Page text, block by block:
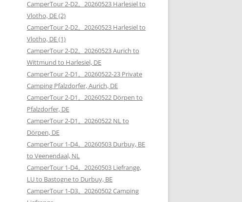
CamperTour 2-D2。20260523 Harlesiel to
Vlotho, DE (2)
CamperTour 2-D2。20260523 Harlesiel to
Vlotho, DE (1)
CamperTour 2-D2。20260523 Aurich to
Wittmund to Harlesiel, DE
CamperTour 2-D1。20260522-23 Private
Camping Pfalzdorfer, Aurich, DE
CamperTour 2-D1。20260522 Dörpen to
Pfalzdorfer, DE
CamperTour 2-D1。20260522 NL to
Dörpen, DE
CamperTour 1-D4。20260503 Durbuy, BE
to Veenendaal, NL
CamperTour 1-D4。20260503 Liefrange,
LU to Bastogne to Durbuy, BE
CamperTour 1-D3。20260502 Camping